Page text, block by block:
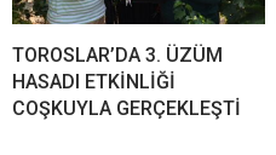
TOROSLAR’DA 3. ÜZÜM
HASADI ETKİNLİĞİ
COŞKUYLA GERÇEKLEŞTİ